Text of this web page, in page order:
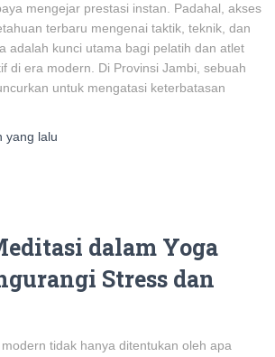
mengejar prestasi instan. Padahal, akses
terbaru mengenai taktik, teknik, dan
adalah kunci utama bagi pelatih dan atlet
di era modern. Di Provinsi Jambi, sebuah
untuk mengatasi keterbatasan
yang lalu
dalam Yoga
Stress dan
tidak hanya ditentukan oleh apa